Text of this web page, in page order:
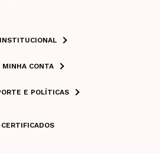
INSTITUCIONAL
MINHA CONTA
E POLÍTICAS
CERTIFICADOS